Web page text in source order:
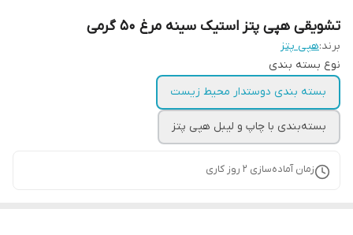
تشویقی هپی پتز استیک سینه مرغ ۵۰ گرمی
برند:هپی پتز
نوع بسته بندی
بسته بندی دوستدار محیط زیست
بسته‌بندی با چاپ و لیبل هپی پتز
زمان آماده‌سازی 2 روز کاری